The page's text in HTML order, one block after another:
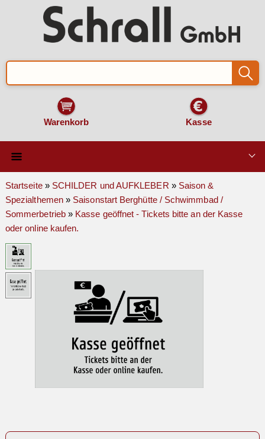
Warenkorb Kasse
Qualität & Technik
SCHILDER und AUFKLEBER
Montage & Zubehör
Startseite» SCHILDER und AUFKLEBER » Saison &
Spezialthemen» Saisonstart Berghütte / Schwimmbad /
Sommerbetrieb» Kasse geöffnet - Tickets bitte an der Kasse
oder online kaufen.